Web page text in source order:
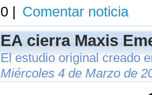
0 | Comentar noticia
EA cierra Maxis
El estudio original creado
Miércoles 4 de Marzo de